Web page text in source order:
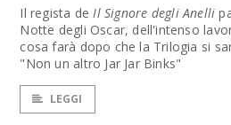
Il regista deIl Signore degli Anelli
Notte degli Oscar, dell'intenso
cosa farà dopo che la Trilogia si
"Non un altro Jar Jar Binks"
LEGGI